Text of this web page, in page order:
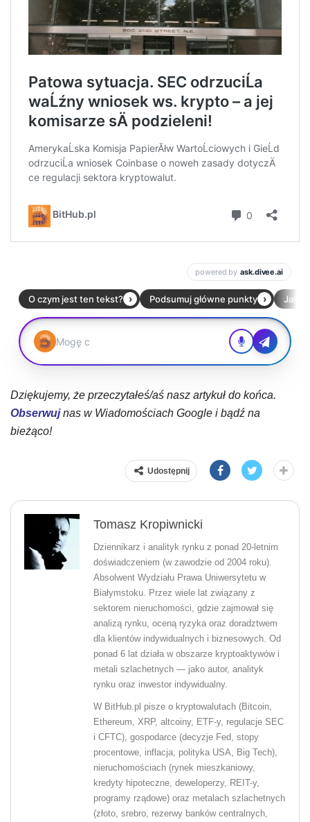
Dziękujemy, że przeczytałeś/aś nasz artykuł do końca.
Obserwujnas w Wiadomościach Google i bądź na
bieżąco!
Udostępnij
Tomasz Kropiwnicki
Dziennikarz i analityk rynku z ponad 20-letnim
doświadczeniem (w zawodzie od 2004 roku).
Absolwent Wydziału Prawa Uniwersytetu w
Białymstoku. Przez wiele lat związany z
sektorem nieruchomości, gdzie zajmował się
analizą rynku, oceną ryzyka oraz doradztwem
dla klientów indywidualnych i biznesowych. Od
ponad 6 lat działa w obszarze kryptoaktywów i
metali szlachetnych — jako autor, analityk
rynku oraz inwestor indywidualny.
W BitHub.pl pisze o kryptowalutach (Bitcoin,
Ethereum, XRP, altcoiny, ETF-y, regulacje SEC
i CFTC), gospodarce (decyzje Fed, stopy
procentowe, inflacja, polityka USA, Big Tech),
nieruchomościach (rynek mieszkaniowy,
kredyty hipoteczne, deweloperzy, REIT-y,
programy rządowe) oraz metalach szlachetnych
(złoto, srebro, rezerwy banków centralnych,